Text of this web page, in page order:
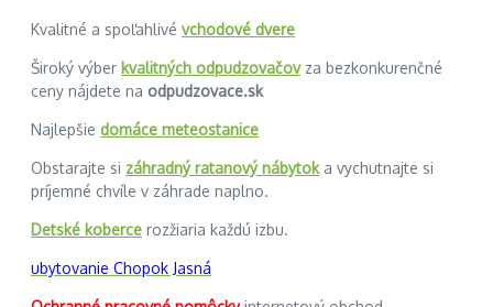
Kvalitné a spoľahlivé vchodové dvere
Široký výber kvalitných odpudzovačovza bezkonkurenčné
ceny nájdete na odpudzovace.sk
Najlepšie domáce meteostanice
Obstarajte si záhradný ratanový nábytoka vychutnajte si
príjemné chvíle v záhrade naplno.
Detské koberce rozžiaria každú izbu.
ubytovanie Chopok Jasná